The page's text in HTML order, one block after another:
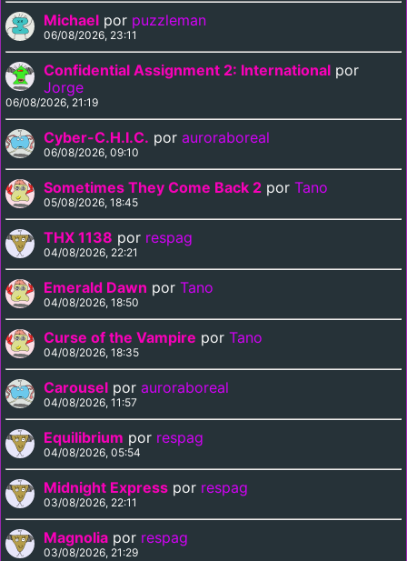
Michael por puzzleman
06/08/2026, 23:11
Confidential Assignment 2: International por
Jorge
06/08/2026, 21:19
Cyber-C.H.I.C. por auroraboreal
06/08/2026, 09:10
Sometimes They Come Back 2 por Tano
05/08/2026, 18:45
THX 1138 por respag
04/08/2026, 22:21
Emerald Dawn por Tano
04/08/2026, 18:50
Curse of the Vampire por Tano
04/08/2026, 18:35
Carousel por auroraboreal
04/08/2026, 11:57
Equilibrium por respag
04/08/2026, 05:54
Midnight Express por respag
03/08/2026, 22:11
Magnolia por respag
03/08/2026, 21:29